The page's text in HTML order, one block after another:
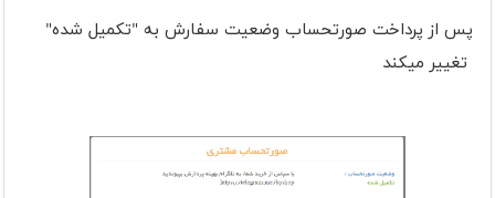
پس از پرداخت صورتحساب وضعیت سفارش به "تکمیل شده"
تغییر میکند